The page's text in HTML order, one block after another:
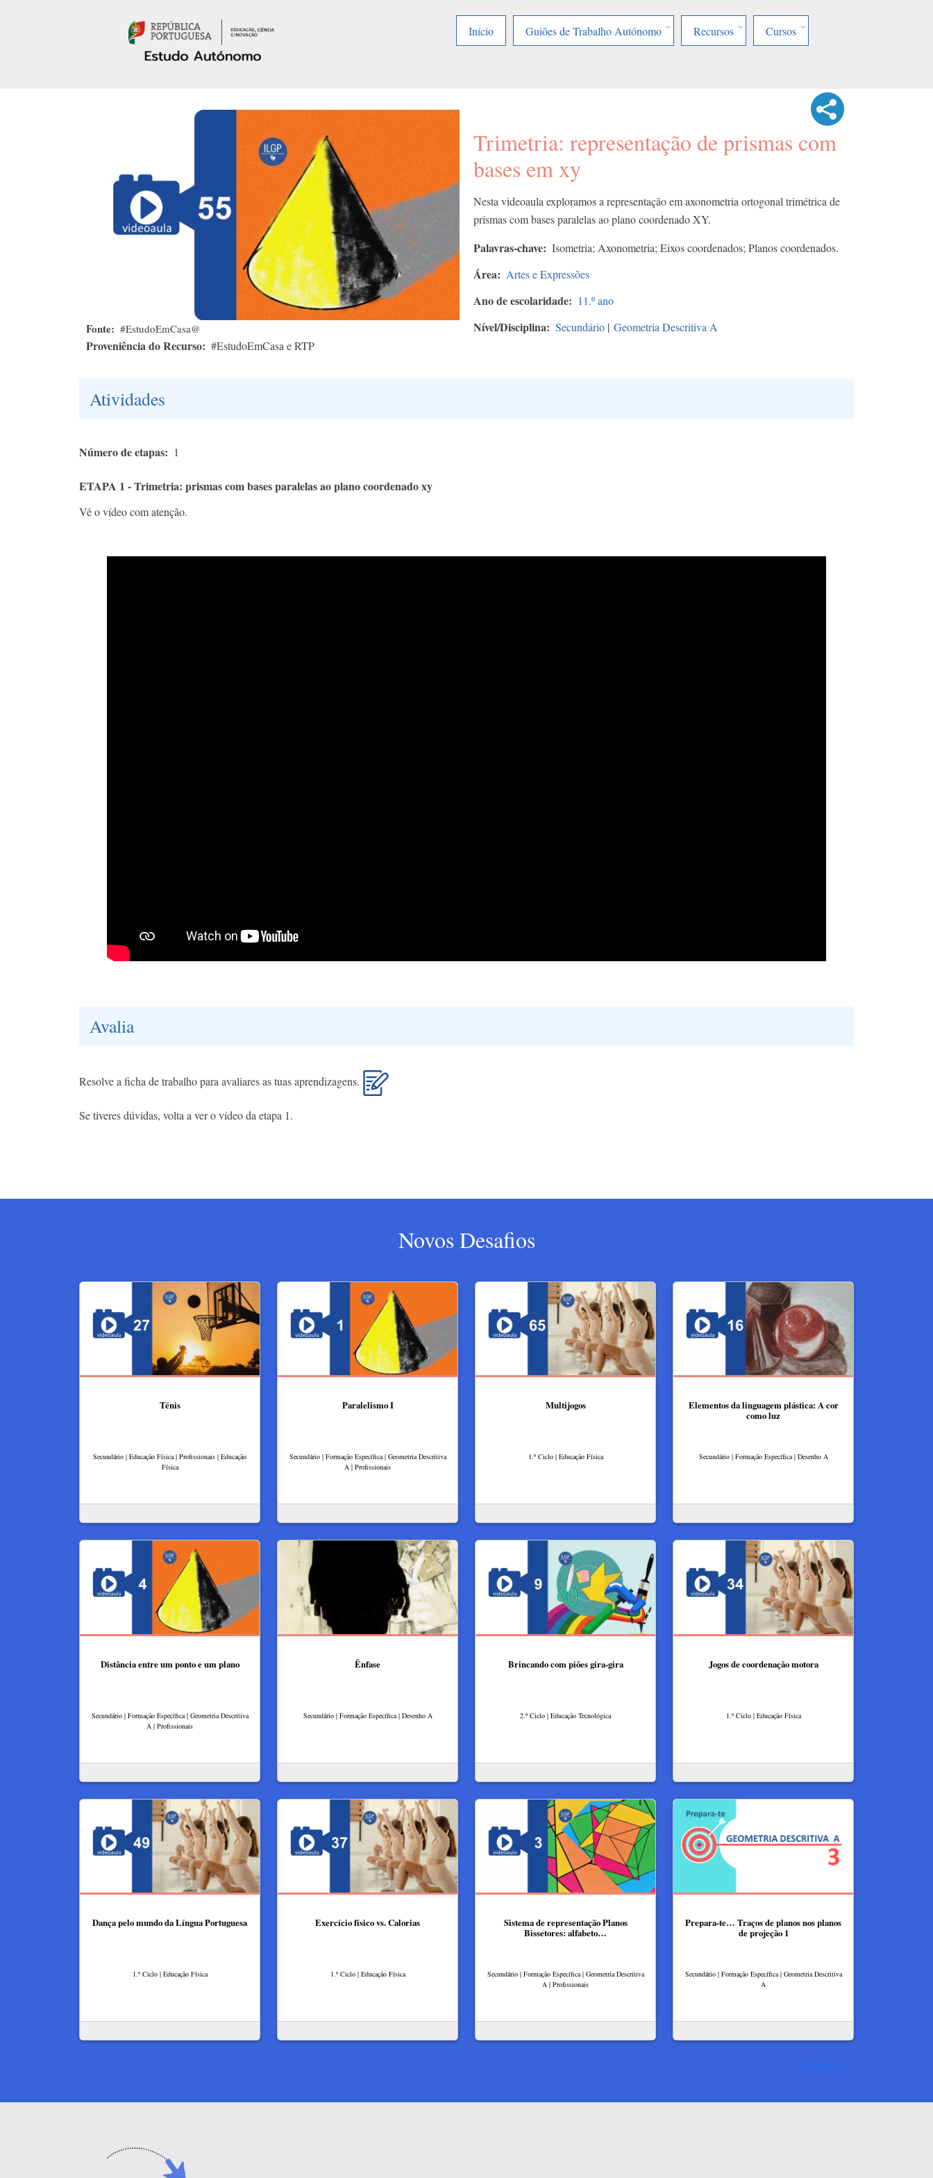
Início
Guiões de Trabalho Autónomo Recursos Cursos
Fonte #EstudoEmCasa@
Proveniência do Recurso #EstudoEmCasa e RTP
Trimetria: representação de prismas com
bases em xy
Nesta videoaula exploramos a representação em axonometria ortogonal trimétrica de
prismas com bases paralelas ao plano coordenado XY.
Palavras-chave Isometria; Axonometria; Eixos coordenados; Planos coordenados.
Área Artes e Expressões
Ano de escolaridade 11.º ano
Nível/Disciplina Secundário | Geometria Descritiva A
Atividades
Número de etapas 1
ETAPA 1 - Trimetria: prismas com bases paralelas ao plano coordenado xy
Vê o vídeo com atenção.
Avalia
Resolve a ficha de trabalho para avaliares as tuas aprendizagens.
Se tiveres dúvidas, volta a ver o vídeo da etapa 1.
Novos Desafios
Ténis
Secundário | Educação Física | Profissionais | Educação
Física
Paralelismo I
Secundário | Formação Específica | Geometria Descritiva
A | Profissionais
Multijogos
1.º Ciclo | Educação Física
Elementos da linguagem plástica: A cor
como luz
Secundário | Formação Específica | Desenho A
Distância entre um ponto e um plano
Secundário | Formação Específica | Geometria Descritiva
A | Profissionais
Ênfase
Secundário | Formação Específica | Desenho A
Brincando com piões gira-gira
2.º Ciclo | Educação Tecnológica
Jogos de coordenação motora
1.º Ciclo | Educação Física
Dança pelo mundo da Língua Portuguesa
1.º Ciclo | Educação Física
Exercício físico vs. Calorias
1.º Ciclo | Educação Física
Sistema de representação Planos
Bissetores: alfabeto…
Secundário | Formação Específica | Geometria Descritiva
A | Profissionais
Prepara-te… Traços de planos nos planos
de projeção 1
Secundário | Formação Específica | Geometria Descritiva
A
Ver mais